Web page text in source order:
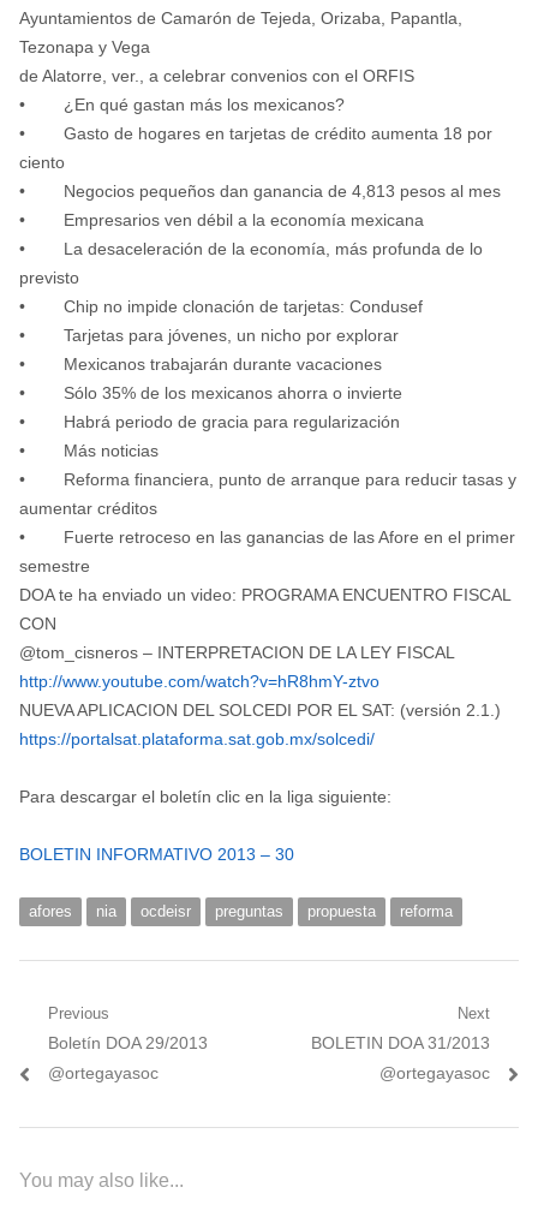
Ayuntamientos de Camarón de Tejeda, Orizaba, Papantla,
Tezonapa y Vega
de Alatorre, ver., a celebrar convenios con el ORFIS
• ¿En qué gastan más los mexicanos?
• Gasto de hogares en tarjetas de crédito aumenta 18 por
ciento
• Negocios pequeños dan ganancia de 4,813 pesos al mes
• Empresarios ven débil a la economía mexicana
• La desaceleración de la economía, más profunda de lo
previsto
• Chip no impide clonación de tarjetas: Condusef
• Tarjetas para jóvenes, un nicho por explorar
• Mexicanos trabajarán durante vacaciones
• Sólo 35% de los mexicanos ahorra o invierte
• Habrá periodo de gracia para regularización
• Más noticias
• Reforma financiera, punto de arranque para reducir tasas y
aumentar créditos
• Fuerte retroceso en las ganancias de las Afore en el primer
semestre
DOA te ha enviado un video: PROGRAMA ENCUENTRO FISCAL
CON
@tom_cisneros – INTERPRETACION DE LA LEY FISCAL
http://www.youtube.com/watch?v=hR8hmY-ztvo
NUEVA APLICACION DEL SOLCEDI POR EL SAT: (versión 2.1.)
https://portalsat.plataforma.sat.gob.mx/solcedi/
Para descargar el boletín clic en la liga siguiente:
BOLETIN INFORMATIVO 2013 – 30
afores nia ocdeisr preguntas propuesta reforma
Navegación
de
Previous
Previous
post:
Boletín DOA 29/2013
@ortegayasoc
Next
Next
BOLETIN DOA 31/2013
@ortegayasoc
You may also like...